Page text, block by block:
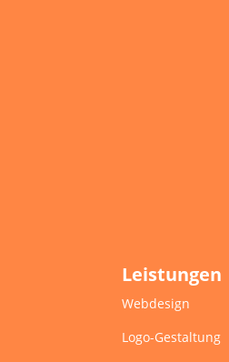
Leistungen
Webdesign
Logo-Gestaltung